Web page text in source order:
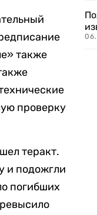
также
проверку
теракт.
и подожгли
погибших